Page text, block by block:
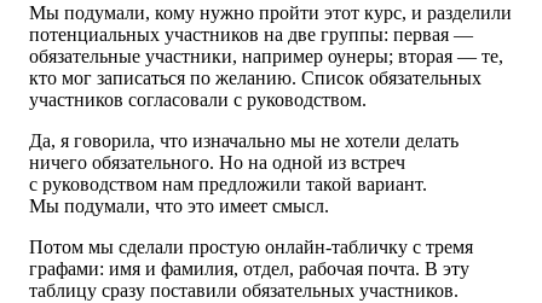
Мы подумали, кому нужно пройти этот курс, и разделили
потенциальных участников на две группы: первая —
обязательные участники, например оунеры; вторая — те,
кто мог записаться по желанию. Список обязательных
участников согласовали с руководством.
Да, я говорила, что изначально мы не хотели делать
ничего обязательного. Но на одной из встреч
с руководством нам предложили такой вариант.
Мы подумали, что это имеет смысл.
Потом мы сделали простую онлайн-табличку с тремя
графами: имя и фамилия, отдел, рабочая почта. В эту
таблицу сразу поставили обязательных участников.